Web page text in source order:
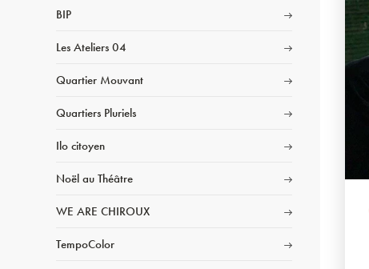
BIP
Les Ateliers 04
Quartier Mouvant
Quartiers Pluriels
Ilo citoyen
Noël au Théâtre
WE ARE CHIROUX
TempoColor